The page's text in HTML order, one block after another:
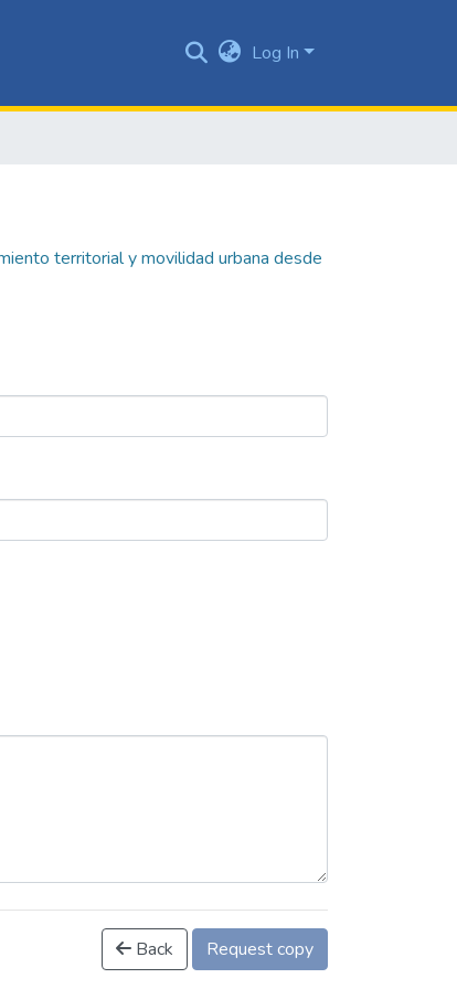
Log In
territorial y movilidad urbana desde
Back Request copy